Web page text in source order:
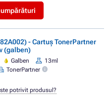
- Cartuș TonerPartner
(galben)
Galben
13ml
TonerPartner
potrivit produsul?